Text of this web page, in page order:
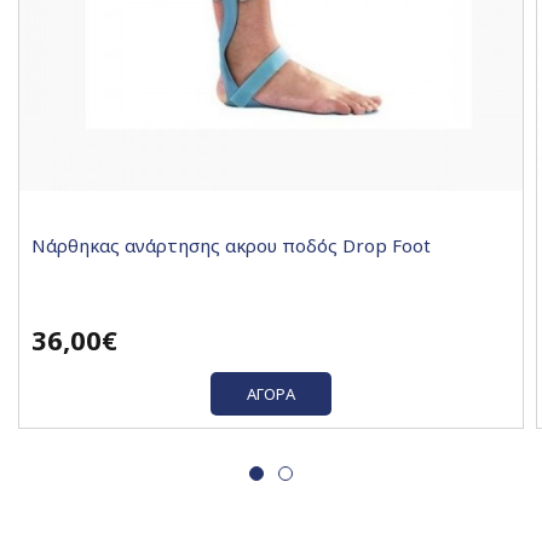
Νάρθηκας ανάρτησης ακρου ποδός Drop Foot
36,00€
ΑΓΟΡΆ